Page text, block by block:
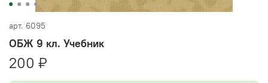
арт. 6095
ОБЖ 9 кл. Учебник
200 ₽